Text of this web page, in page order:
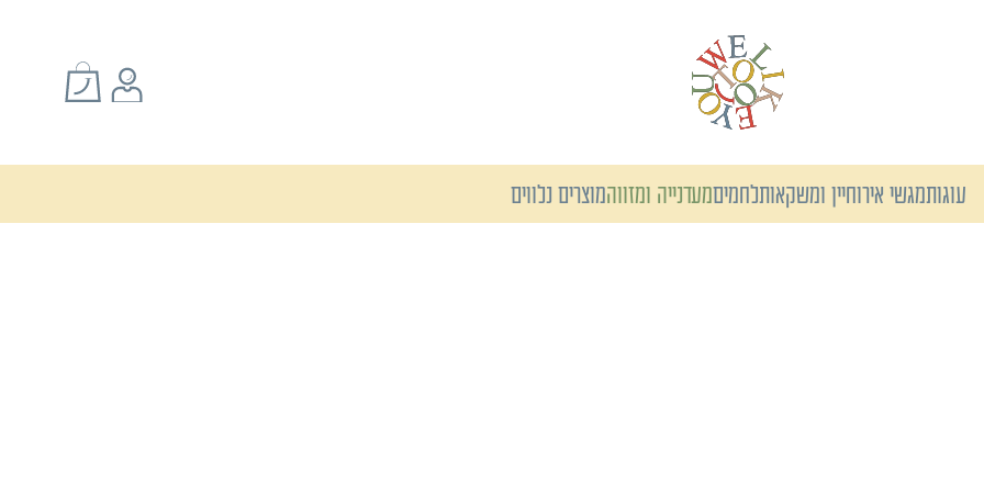
עוגותמגשי אירוחיין ומשקאותלחמיםמעדנייה ומזווהמוצרים נלווים